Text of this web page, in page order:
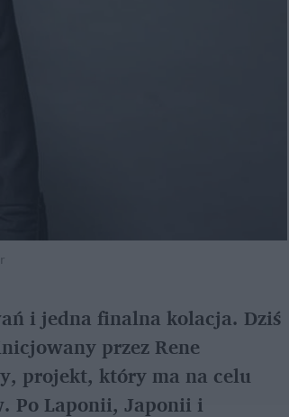
i jedna finalna kolacja. Dziś
przez Rene
projekt, który ma na celu
Po Laponii, Japonii i